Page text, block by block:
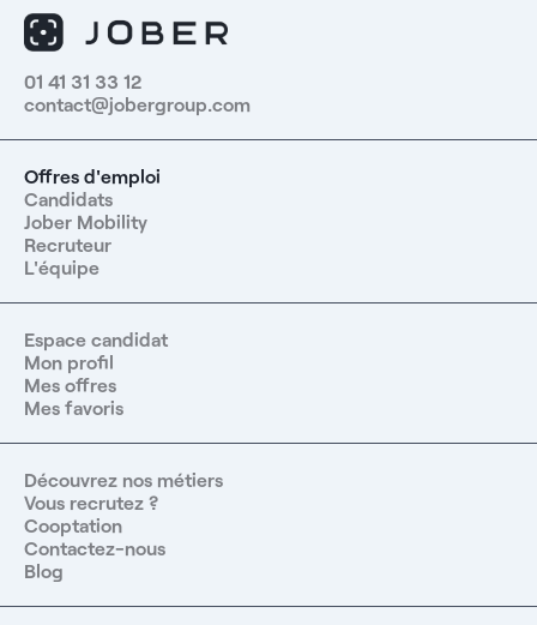
01 41 31 33 12
contact@jobergroup.com
Offres d'emploi
Candidats
Jober Mobility
Recruteur
L'équipe
Espace candidat
Mon profil
Mes offres
Mes favoris
Découvrez nos métiers
Vous recrutez ?
Cooptation
Contactez-nous
Blog